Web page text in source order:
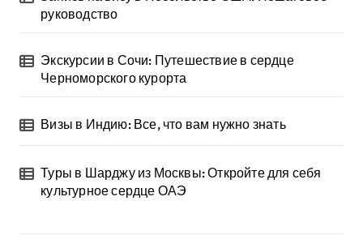
руководство
Экскурсии в Сочи: Путешествие в сердце
Черноморского курорта
Визы в Индию: Все, что вам нужно знать
Туры в Шарджу из Москвы: Откройте для себя
культурное сердце ОАЭ